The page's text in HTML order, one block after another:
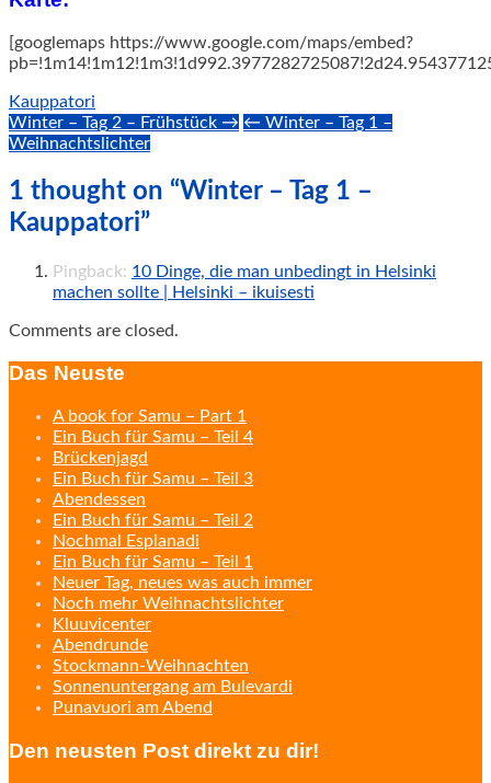
[googlemaps https://www.google.com/maps/embed?
Kauppatori
Post
navigation
Winter – Tag 2 – Frühstück → ← Winter – Tag 1 –
Weihnachtslichter
1 thought on “Winter – Tag 1 –
Kauppatori”
Pingback: 10 Dinge, die man unbedingt in Helsinki
machen sollte | Helsinki – ikuisesti
Comments are closed.
Das Neuste
A book for Samu – Part 1
Ein Buch für Samu – Teil 4
Brückenjagd
Ein Buch für Samu – Teil 3
Abendessen
Ein Buch für Samu – Teil 2
Nochmal Esplanadi
Ein Buch für Samu – Teil 1
Neuer Tag, neues was auch immer
Noch mehr Weihnachtslichter
Kluuvicenter
Abendrunde
Stockmann-Weihnachten
Sonnenuntergang am Bulevardi
Punavuori am Abend
Den neusten Post direkt zu dir!